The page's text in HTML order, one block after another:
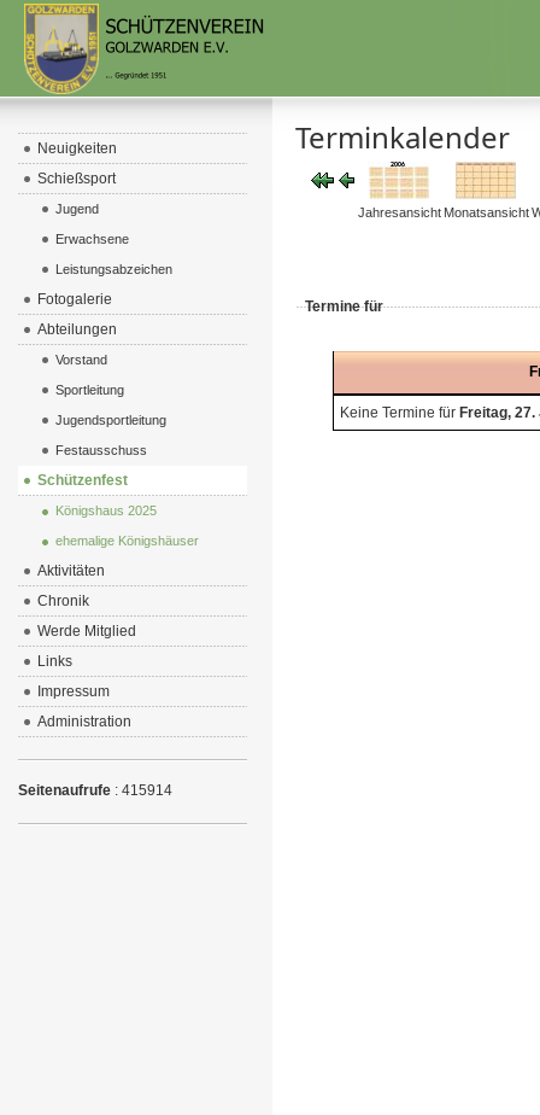
Terminkalender
Jahresansicht Monatsansicht
Termine für
Keine Termine für Freitag,
Neuigkeiten
Schießsport
Jugend
Erwachsene
Leistungsabzeichen
Fotogalerie
Abteilungen
Vorstand
Sportleitung
Jugendsportleitung
Festausschuss
Schützenfest
Königshaus 2025
ehemalige Königshäuser
Aktivitäten
Chronik
Werde Mitglied
Links
Impressum
Administration
Seitenaufrufe: 415914